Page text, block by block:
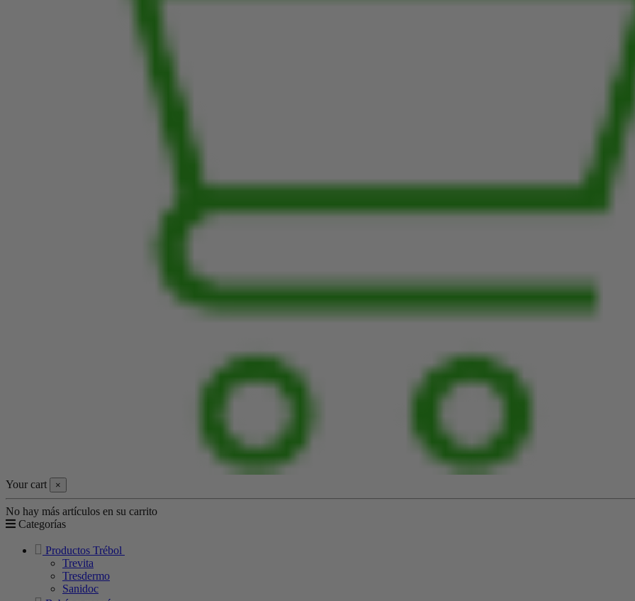
Your cart ×
No hay más artículos en su carrito
Categorías
Productos Trébol
Trevita
Tresdermo
Sanidoc